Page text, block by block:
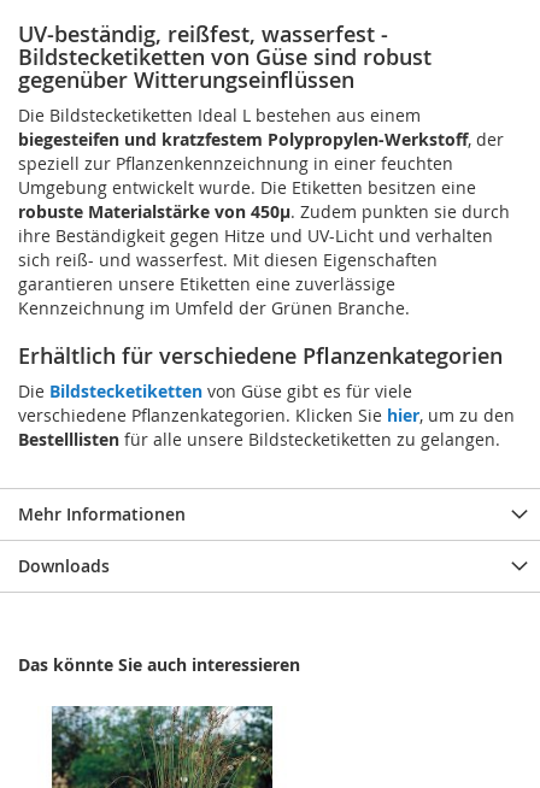
UV-beständig, reißfest, wasserfest -
Bildstecketiketten von Güse sind robust
gegenüber Witterungseinflüssen
Die Bildstecketiketten Ideal L bestehen aus einem
biegesteifen und kratzfestem Polypropylen-Werkstoff, der
speziell zur Pflanzenkennzeichnung in einer feuchten
Umgebung entwickelt wurde. Die Etiketten besitzen eine
robuste Materialstärke von 450µ. Zudem punkten sie durch
ihre Beständigkeit gegen Hitze und UV-Licht und verhalten
sich reiß- und wasserfest. Mit diesen Eigenschaften
garantieren unsere Etiketten eine zuverlässige
Kennzeichnung im Umfeld der Grünen Branche.
Erhältlich für verschiedene Pflanzenkategorien
Die Bildstecketiketten von Güse gibt es für viele
verschiedene Pflanzenkategorien. Klicken Sie hier, um zu den
Bestelllisten für alle unsere Bildstecketiketten zu gelangen.
Mehr Informationen
Downloads
Das könnte Sie auch interessieren